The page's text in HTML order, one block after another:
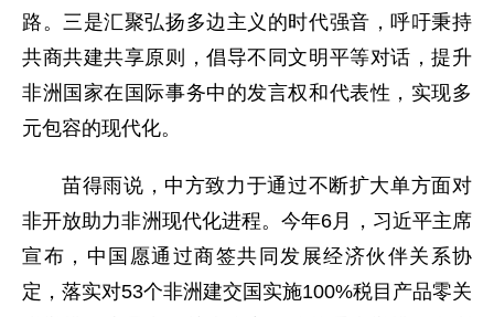
路。三是汇聚弘扬多边主义的时代强音，呼吁秉持
共商共建共享原则，倡导不同文明平等对话，提升
非洲国家在国际事务中的发言权和代表性，实现多
元包容的现代化。
苗得雨说，中方致力于通过不断扩大单方面对
非开放助力非洲现代化进程。今年6月，习近平主席
宣布，中国愿通过商签共同发展经济伙伴关系协
定，落实对53个非洲建交国实施100%税目产品零关